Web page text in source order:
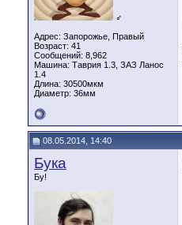
♂
Адрес: Запорожье, Правый
Возраст: 41
Сообщений: 8,962
Машина: Таврия 1.3, ЗАЗ Ланос
1.4
Длина: 30500мкм
Диаметр: 36мм
08.05.2014, 14:40
Бука
Бу!